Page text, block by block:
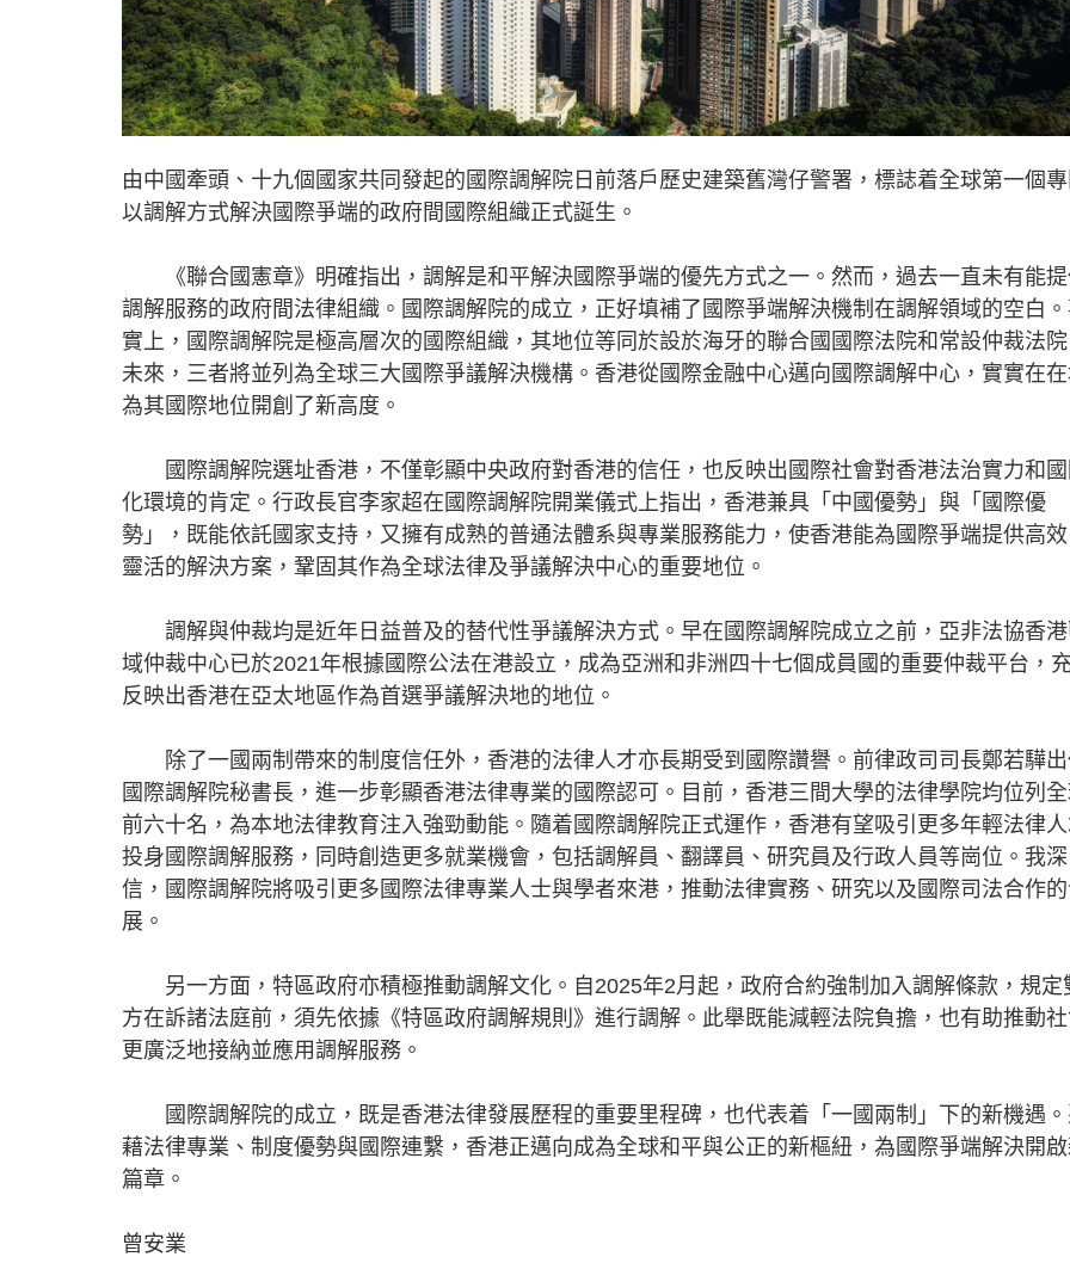
由中國牽頭、十九個國家共同發起的國際調解院日前落戶歷史建築舊灣仔警署，標誌着全球第一個
以調解方式解決國際爭端的政府間國際組織正式誕生。
《聯合國憲章》明確指出，調解是和平解決國際爭端的優先方式之一。然而，過去一直未有能
調解服務的政府間法律組織。國際調解院的成立，正好填補了國際爭端解決機制在調解領域的空白
實上，國際調解院是極高層次的國際組織，其地位等同於設於海牙的聯合國國際法院和常設仲裁法
未來，三者將並列為全球三大國際爭議解決機構。香港從國際金融中心邁向國際調解中心，實實在
為其國際地位開創了新高度。
國際調解院選址香港，不僅彰顯中央政府對香港的信任，也反映出國際社會對香港法治實力和
化環境的肯定。行政長官李家超在國際調解院開業儀式上指出，香港兼具「中國優勢」與「國際優
勢」，既能依託國家支持，又擁有成熟的普通法體系與專業服務能力，使香港能為國際爭端提供高
靈活的解決方案，鞏固其作為全球法律及爭議解決中心的重要地位。
調解與仲裁均是近年日益普及的替代性爭議解決方式。早在國際調解院成立之前，亞非法協香
域仲裁中心已於2021年根據國際公法在港設立，成為亞洲和非洲四十七個成員國的重要仲裁平台，
反映出香港在亞太地區作為首選爭議解決地的地位。
除了一國兩制帶來的制度信任外，香港的法律人才亦長期受到國際讚譽。前律政司司長鄭若驊
國際調解院秘書長，進一步彰顯香港法律專業的國際認可。目前，香港三間大學的法律學院均位列
前六十名，為本地法律教育注入強勁動能。隨着國際調解院正式運作，香港有望吸引更多年輕法律
投身國際調解服務，同時創造更多就業機會，包括調解員、翻譯員、研究員及行政人員等崗位。我深
信，國際調解院將吸引更多國際法律專業人士與學者來港，推動法律實務、研究以及國際司法合作
展。
另一方面，特區政府亦積極推動調解文化。自2025年2月起，政府合約強制加入調解條款，規定
方在訴諸法庭前，須先依據《特區政府調解規則》進行調解。此舉既能減輕法院負擔，也有助推動
更廣泛地接納並應用調解服務。
國際調解院的成立，既是香港法律發展歷程的重要里程碑，也代表着「一國兩制」下的新機遇
藉法律專業、制度優勢與國際連繫，香港正邁向成為全球和平與公正的新樞紐，為國際爭端解決開
篇章。
曾安業